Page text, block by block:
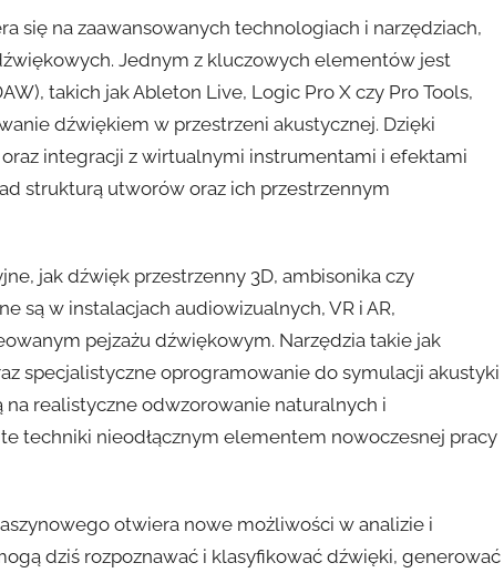
się na zaawansowanych technologiach i narzędziach,
Jednym z kluczowych elementów jest
takich jak Ableton Live, Logic Pro X czy Pro Tools,
dźwiękiem w przestrzeni akustycznej. Dzięki
integracji z wirtualnymi instrumentami i efektami
strukturą utworów oraz ich przestrzennym
jak dźwięk przestrzenny 3D, ambisonika czy
są w instalacjach audiowizualnych, VR i AR,
pejzażu dźwiękowym. Narzędzia takie jak
specjalistyczne oprogramowanie do symulacji akustyki
na realistyczne odwzorowanie naturalnych i
techniki nieodłącznym elementem nowoczesnej pracy
otwiera nowe możliwości w analizie i
dziś rozpoznawać i klasyfikować dźwięki, generować